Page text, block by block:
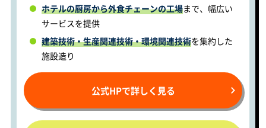
ホテルの厨房から外食チェーンの工場まで、幅広い
サービスを提供
建築技術・生産関連技術・環境関連技術を集約した
施設造り
公式HPで詳しく見る